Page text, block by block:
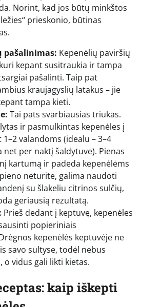
Norint, kad jos būtų minkštos
prieskonio, būtinas
pašalinimas: Kepenėlių paviršių
kepant susitraukia ir tampa
pašalinti. Taip pat
kraujagyslių latakus – jie
tampa kieti.
Tai pats svarbiausias triukas.
ir pasmulkintas kepenėles į
valandoms (idealu – 3–4
net per naktį šaldytuve). Pienas
kartumą ir padeda kepenėlėms
neturite, galima naudoti
su šlakeliu citrinos sulčių,
geriausią rezultatą.
Prieš dedant į keptuvę, kepenėles
popieriniais
kepenėlės keptuvėje ne
savo sultyse, todėl nebus
o vidus gali likti kietas.
kaip iškepti